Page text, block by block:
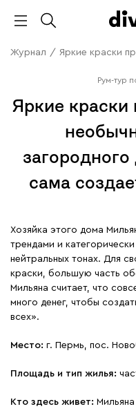
Журнал / Яркие краски
Рум-тур
Яркие краски
сама
Хозяйка этого дома
трендами и
нейтральных тонах. Для
краски, большую часть
Мильяна считает, что
много денег, чтобы
всех».
Место: г. Пермь, пос.
Площадь и тип жилья:
Кто здесь живет: